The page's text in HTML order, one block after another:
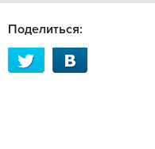
Поделиться: